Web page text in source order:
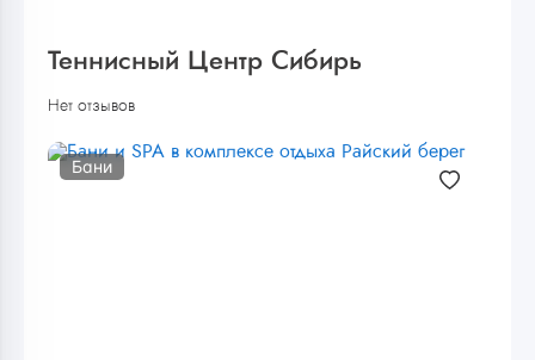
Теннисный Центр Сибирь
Нет отзывов
Бани